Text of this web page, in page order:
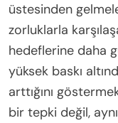
üstesinden
zorluklarla
hedeflerine daha
yüksek baskı
arttığını
bir tepki değil,